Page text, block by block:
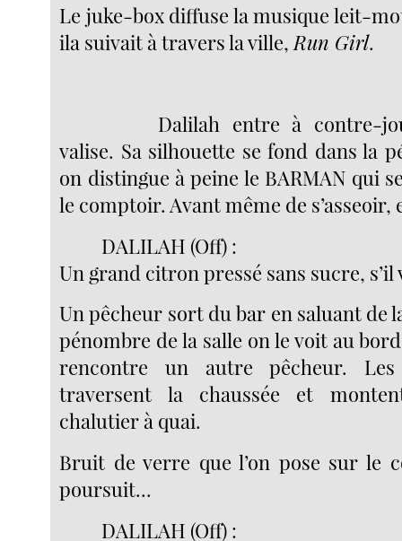
Le juke-box diffuse la musique leit-
ila suivait à travers la ville, Run Girl.
Dalilah entre à contre-
valise. Sa silhouette se fond dans la
on distingue à peine le BARMAN qui
le comptoir. Avant même de
DALILAH (Off) :
Un grand citron pressé sans sucre, s’il
Un pêcheur sort du bar en saluant de
pénombre de la salle on le voit au
rencontre un autre pêcheur. Les
traversent la chaussée et
chalutier à quai.
Bruit de verre que l’on pose sur le
poursuit...
DALILAH (Off) :